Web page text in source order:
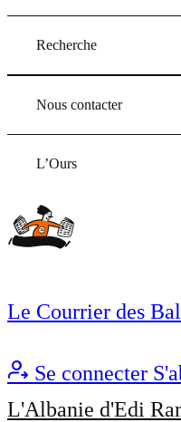
Recherche
Nous contacter
L’Ours
Le Courrier des
Se connecter
L'Albanie d'Edi